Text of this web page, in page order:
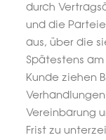
durch
und die
aus, über die
Spätestens am
Kunde ziehen
Vereinbarung
Frist zu